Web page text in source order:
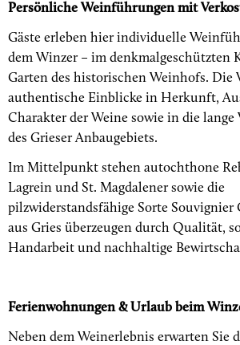
Persönliche Weinführungen mit
Gäste erleben hier individuelle
dem Winzer – im denkmalgeschützten
Garten des historischen Weinhofs. Die
authentische Einblicke in Herkunft,
Charakter der Weine sowie in die
des Grieser Anbaugebiets.
Im Mittelpunkt stehen autochthone
Lagrein und St. Magdalener sowie die
pilzwiderstandsfähige Sorte Souvignier
aus Gries überzeugen durch Qualität,
Handarbeit und nachhaltige
Ferienwohnungen & Urlaub beim
Neben dem Weinerlebnis erwarten Sie